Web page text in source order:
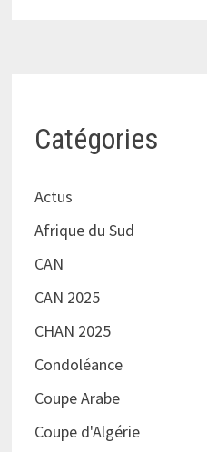
Catégories
Actus
Afrique du Sud
CAN
CAN 2025
CHAN 2025
Condoléance
Coupe Arabe
Coupe d'Algérie